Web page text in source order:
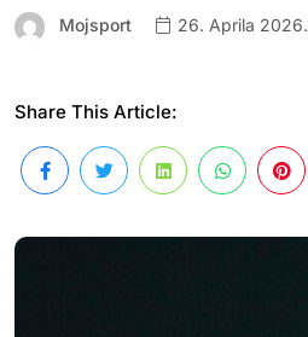
Mojsport 26. Aprila 2026.
Share This Article: